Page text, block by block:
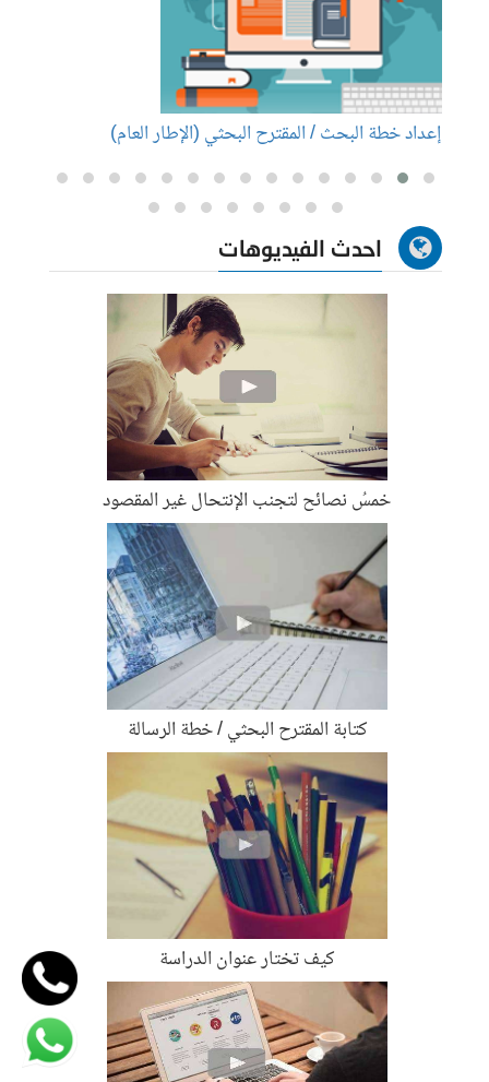
إعداد خطة البحث / المقترح البحثي (الإطار العام)
احدث الفيديوهات
خمسُ نصائح لتجنب الإنتحال غير المقصود
كتابة المقترح البحثي / خطة الرسالة
كيف تختار عنوان الدراسة